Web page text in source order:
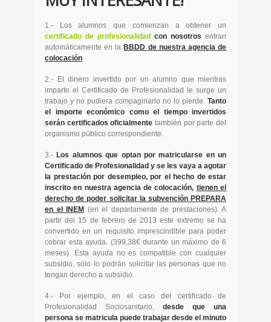
1.- Los alumnos que comienzan a obtener un
certificado de profesionalidad con nosotros entran
automáticamente en la BBDD de nuestra agencia de
colocación
2.- El dinero invertido por un alumno que mientras
imparte el Certificado de Profesionalidad le surge un
trabajo y no pudiera compaginarlo no lo pierde. Tanto
el importe económico como el tiempo invertidos
serán certificados oficialmente también por parte del
organismo público correspondiente.
3.- Los alumnos que optan por matricularse en un
Certificado de Profesionalidad y se les vaya a agotar
la prestación por desempleo, por el hecho de estar
inscrito en nuestra agencia de colocación, tienen el
derecho de poder solicitar la subvención PREPARA
en el INEM (en el departamente de prestaciones). A
partir del 15 de febrero de 2013 este extremo se ha
convertido en un requisito imprescindible para poder
cobrar esta ayuda. (399,38€ durante un máximo de 6
meses). Esta ayuda no es compatible con cualquier
subsidio, sólo lo podrán solicitar las personas que no
tengan derecho a subsidio.
4.- Por ejemplo, en el caso del certificado de
Profesionalidad Sociosanitario, desde que una
persona se matricula puede trabajar desde el minuto